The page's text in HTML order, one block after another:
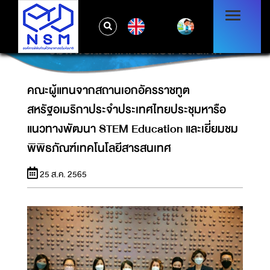
คณะผู้แทนจากสถานเอกอัครราชทูต
สหรัฐอเมริกาประจำประเทศไทยประชุมหารือ
แนวทางพัฒนา STEM EDUCATION และเยี่ยม
ชมพิพิธภัณฑ์เทคโนโลยีสารสนเทศ
คณะผู้แทนจากสถานเอกอัครราชทูต
สหรัฐอเมริกาประจำประเทศไทยประชุมหารือ
แนวทางพัฒนา STEM Education และเยี่ยมชม
พิพิธภัณฑ์เทคโนโลยีสารสนเทศ
25 ส.ค. 2565